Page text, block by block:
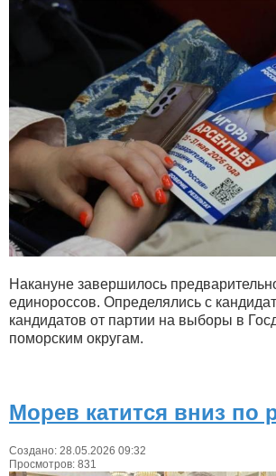
Накануне завершилось
единороссов. Определялись с
кандидатов от партии на выборы в
поморским округам.
Морев катится вниз по
Создано: 28.05.2026 09:32
Просмотров: 831